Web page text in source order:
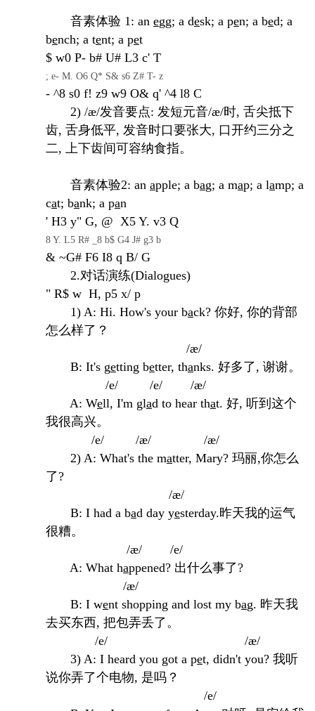
音素体验 1: an egg; a desk; a pen; a bed; a
bench; a tent; a pet
$ w0 P- b# U# L3 c' T
; e- M. O6 Q* S& s6 Z# T- z
- ^8 s0 f! z9 w9 O& q' ^4 l8 C
2) /æ/发音要点: 发短元音/æ/时, 舌尖抵下
齿, 舌身低平, 发音时口要张大, 口开约三分之
二, 上下齿间可容纳食指。
音素体验2: an apple; a bag; a map; a lamp; a
cat; bank; a pan
' H3 y" G, @ X5 Y. v3 Q
8 Y. L5 R# _8 b$ G4 J# g3 b
& ~G# F6 I8 q B/ G
2.对话演练(Dialogues)
" R$ w H, p5 x/ p
1) A: Hi. How's your back? 你好, 你的背部
怎么样了？
/æ/
B: It's getting better, thanks. 好多了, 谢谢。
/e/ /e/ /æ/
A: Well, I'm glad to hear that. 好, 听到这个
我很高兴。
/e/ /æ/ /æ/
2) A: What's the matter, Mary? 玛丽,你怎么
了?
/æ/
B: I had a bad day yesterday.昨天我的运气
很糟。
/æ/ /e/
A: What happened? 出什么事了?
/æ/
B: I went shopping and lost my bag. 昨天我
去买东西, 把包弄丢了。
/e/ /æ/
3) A: I heard you got a pet, didn't you? 我听
说你弄了个电物, 是吗？
/e/